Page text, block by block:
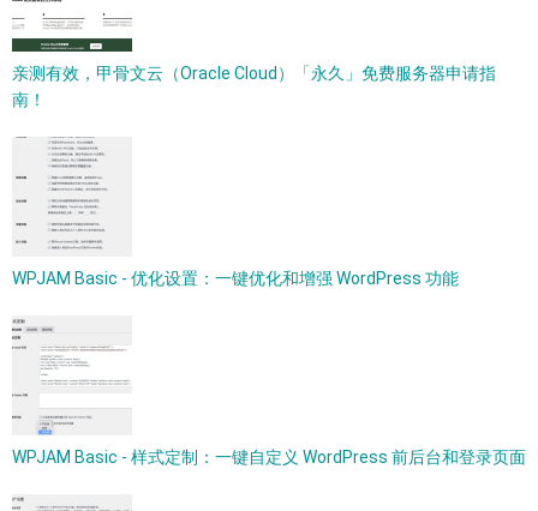
亲测有效，甲骨文云（Oracle Cloud）「永久」免费服务器申请指
南！
WPJAM Basic - 优化设置：一键优化和增强 WordPress 功能
WPJAM Basic - 样式定制：一键自定义 WordPress 前后台和登录页面